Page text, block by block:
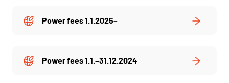
Power fees 1.1.2025–
Power fees 1.1.–31.12.2024